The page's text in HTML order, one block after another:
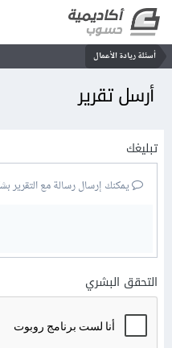
أسئلة ريادة الأعمال
أرسل تقرير
تبليغك
يمكنك إرسال رسالة مع التقرير
التحقق البشري